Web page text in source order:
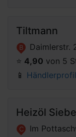
Tiltmann
B
Daimlerstr.
⭐️ 4,90 von 5
📱
Heizöl
C
Im